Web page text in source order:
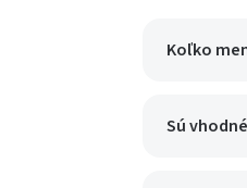
Koľko
zvieratiek.
Sú